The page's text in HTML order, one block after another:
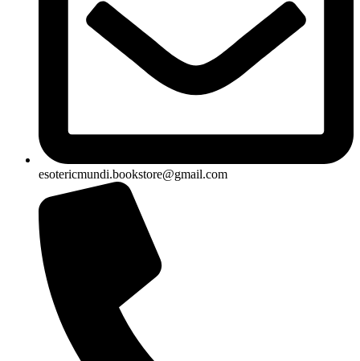
esotericmundi.bookstore@gmail.com